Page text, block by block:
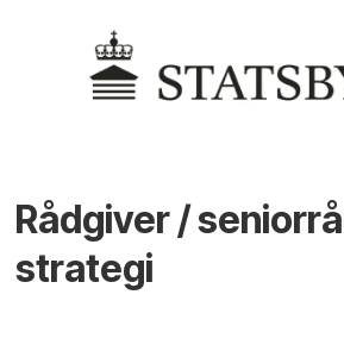
Rådgiver /
strategi